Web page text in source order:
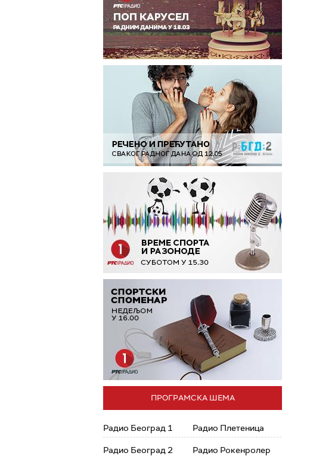
ПРОГРАМСКА ШЕМА
Радио Београд 1
Радио Београд 2
Радио Плетеница
Радио Рокенролер